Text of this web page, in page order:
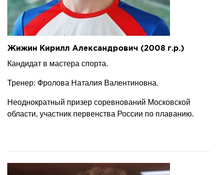
Жижин Кирилл Александрович (2008 г.р.)
Кандидат в мастера спорта.
Тренер: Фролова Наталия Валентиновна.
Неоднократный призер соревнований Московской
области, участник первенства России по плаванию.